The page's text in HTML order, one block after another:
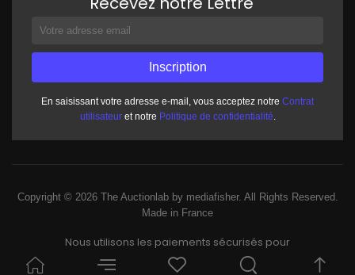
En saisissant votre adresse e-mail, vous acceptez notre Contrat
utilisateuret notre Politique de confidentialité.
Copyright © 2026 The Auctionlab by mediafisher. All Rights Reserved.
Made in France
Nous utilisons les paiements sécurisés pour